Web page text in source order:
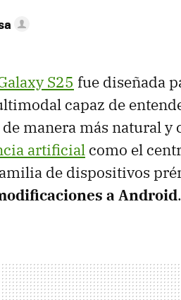
S25 fue diseñada
capaz de
manera más natural
artificial como el
de dispositivos
a Android.